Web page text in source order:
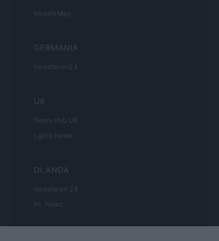
InvestirMag
GERMANIA
Investieren24
UK
News Hub UK
Lgbtq News
OLANDA
Investeren 24
NL Newz